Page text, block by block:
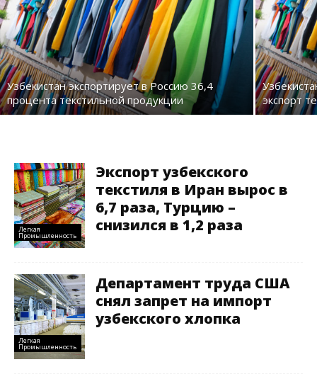
Узбекистан экспортирует в Россию 36,4
процента текстильной продукции
экспорт
Легкая
Промышленность
Экспорт узбекского
текстиля в Иран вырос в
6,7 раза, Турцию –
снизился в 1,2 раза
Легкая
Промышленность
Департамент труда США
снял запрет на импорт
узбекского хлопка